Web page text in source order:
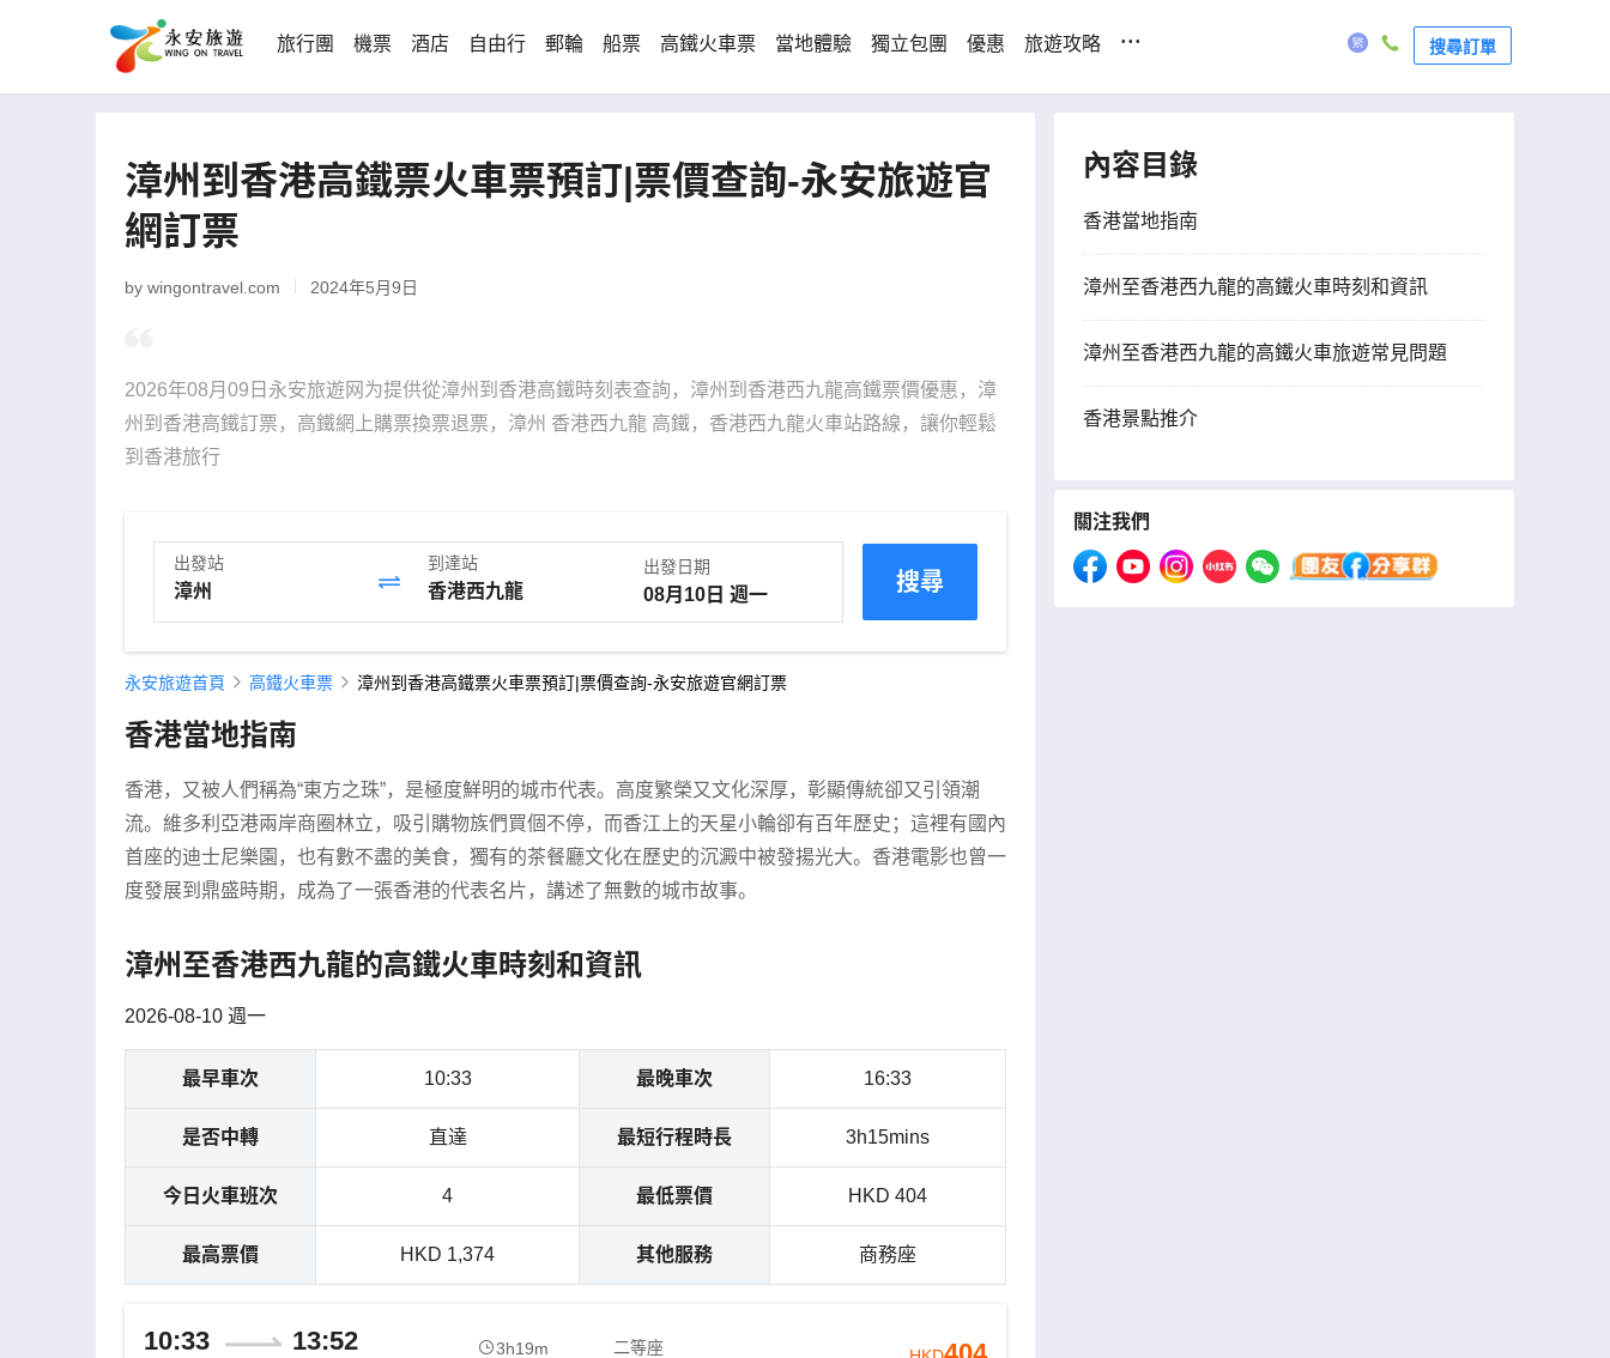
旅行團 機票 酒店 自由行 郵輪 船票 高鐵火車票 當地體驗 獨立包團 優惠 旅遊攻略 ... 搜尋訂單
漳州到香港高鐵票火車票預訂|票價查詢-永安旅遊官
網訂票
by wingontravel.com 2024年5月9日
2026年08月09日永安旅遊网为提供從漳州到香港高鐵時刻表查詢，漳州到香港西九龍高鐵票價優惠，漳
州到香港高鐵訂票，高鐵網上購票換票退票，漳州 香港西九龍 高鐵，香港西九龍火車站路線，讓你輕鬆
到香港旅行
出發站 到達站 出發日期
搜尋
永安旅遊首頁 高鐵火車票 漳州到香港高鐵票火車票預訂|票價查詢-永安旅遊官網訂票
香港當地指南
香港，又被人們稱為“東方之珠”，是極度鮮明的城市代表。高度繁榮又文化深厚，彰顯傳統卻又引領潮
流。維多利亞港兩岸商圈林立，吸引購物族們買個不停，而香江上的天星小輪卻有百年歷史；這裡有國內
首座的迪士尼樂園，也有數不盡的美食，獨有的茶餐廳文化在歷史的沉澱中被發揚光大。香港電影也曾一
度發展到鼎盛時期，成為了一張香港的代表名片，講述了無數的城市故事。
漳州至香港西九龍的高鐵火車時刻和資訊
2026-08-10 週一
最早車次 10:33 最晚車次 16:33
是否中轉 直達 最短行程時長 3h15mins
今日火車班次 4 最低票價 HKD 404
最高票價 HKD 1,374 其他服務 商務座
10:33 13:52 3h19m 二等座
內容目錄
香港當地指南
漳州至香港西九龍的高鐵火車時刻和資訊
漳州至香港西九龍的高鐵火車旅遊常見問題
香港景點推介
關注我們